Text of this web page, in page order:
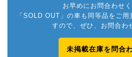
お早めにお問合わせく
「SOLD OUT」の車も同等品をご
すので、ぜひ、お問合わ
未掲載在庫を問合